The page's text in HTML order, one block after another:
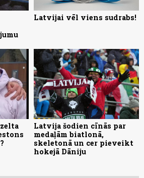
Latvijai vēl viens sudrabs!
Latvija šodien cīnās par
medaļām biatlonā,
skeletonā un cer pieveikt
hokejā Dāniju